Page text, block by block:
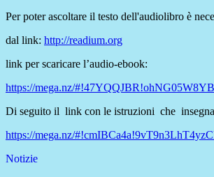
Per poter ascoltare il testo dell'audiolibro è
dal link: http://readium.org
link per scaricare l’audio-ebook:
https://mega.nz/
Di seguito il link con le istruzioni che
https://mega.nz/
Notizie